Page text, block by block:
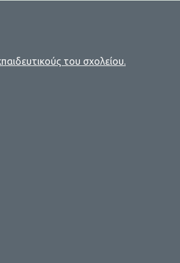
του σχολείου.